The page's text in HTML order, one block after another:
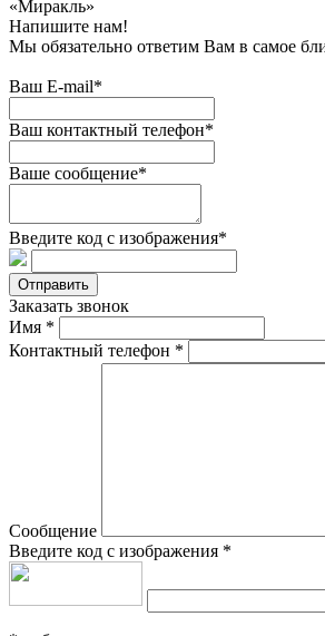
«Миракль»
Напишите нам!
Мы обязательно ответим Вам в самое
Ваш E-mail*
Ваш контактный телефон*
Ваше сообщение*
Введите код с изображения*
Отправить
Заказать звонок
Имя *
Контактный телефон *
Сообщение
Введите код с изображения *